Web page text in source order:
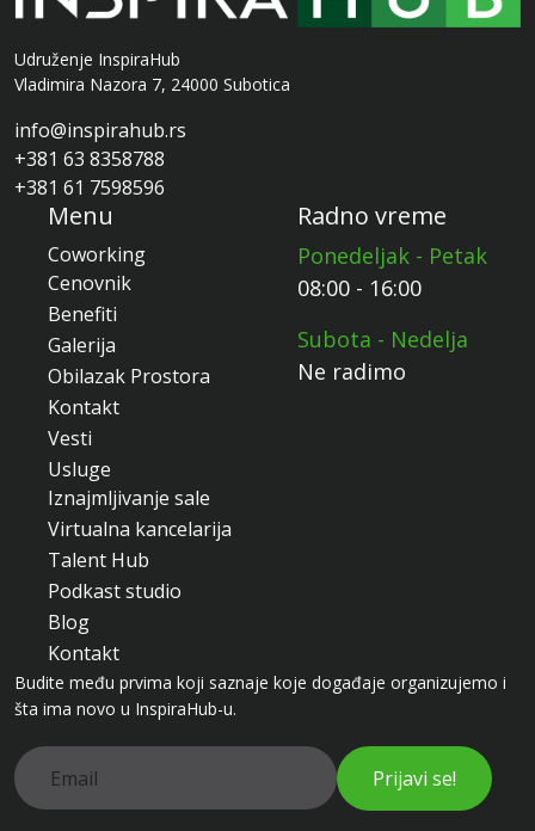
Udruženje InspiraHub
Vladimira Nazora 7, 24000 Subotica
info@inspirahub.rs
+381 63 8358788
+381 61 7598596
Menu
Coworking
Cenovnik
Benefiti
Galerija
Obilazak Prostora
Kontakt
Vesti
Usluge
Iznajmljivanje sale
Virtualna kancelarija
Talent Hub
Podkast studio
Blog
Kontakt
Radno vreme
Ponedeljak - Petak
08:00 - 16:00
Subota - Nedelja
Ne radimo
Budite među prvima koji saznaje koje događaje organizujemo i
šta ima novo u InspiraHub-u.
Prijavi se!